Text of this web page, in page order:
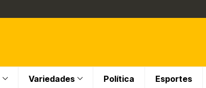
Variedades Política Esportes